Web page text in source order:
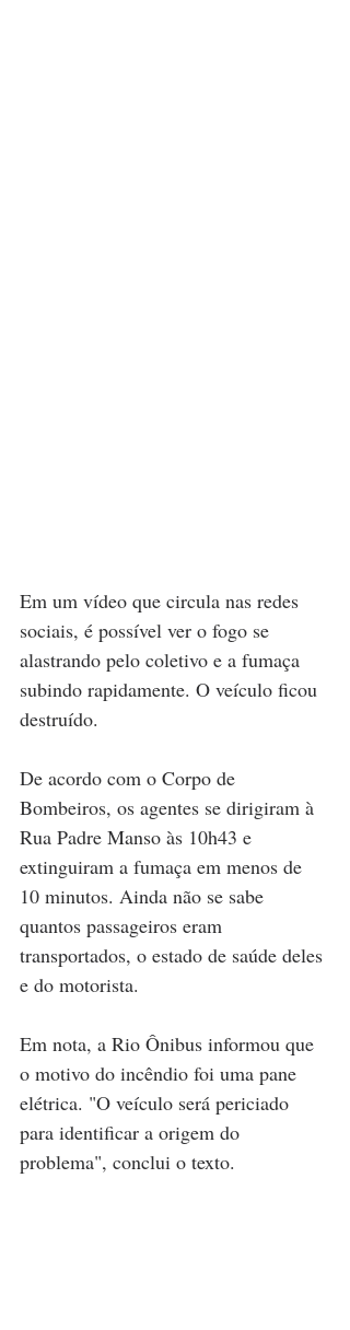
Em um vídeo que circula nas redes
sociais, é possível ver o fogo se
alastrando pelo coletivo e a fumaça
subindo rapidamente. O veículo ficou
destruído.
De acordo com o Corpo de
Bombeiros, os agentes se dirigiram à
Rua Padre Manso às 10h43 e
extinguiram a fumaça em menos de
10 minutos. Ainda não se sabe
quantos passageiros eram
transportados, o estado de saúde deles
e do motorista.
Em nota, a Rio Ônibus informou que
o motivo do incêndio foi uma pane
elétrica. "O veículo será periciado
para identificar a origem do
problema", conclui o texto.